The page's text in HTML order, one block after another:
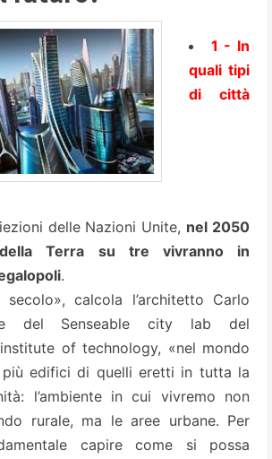
1 - In
quali tipi
di città
delle Nazioni Unite, nel 2050
Terra su tre vivranno in
.
calcola l’architetto Carlo
del Senseable city lab del
of technology, «nel mondo
più edifici di quelli eretti in tutta la
l’ambiente in cui vivremo non
rurale, ma le aree urbane. Per
capire come si possa